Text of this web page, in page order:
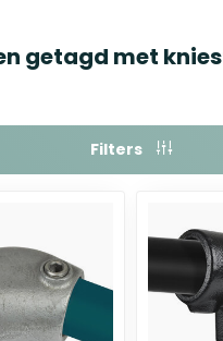
getagd met
Filters